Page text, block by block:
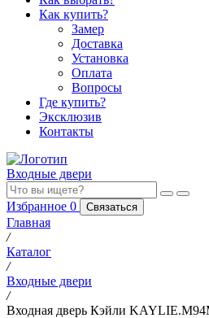
Как купить?
Замер
Доставка
Установка
Оплата
Вопросы
Где купить?
Эксклюзив
Контакты
Входные двери
Избранное 0 Связаться
Главная
/
Каталог
/
Входные двери
/
Входная дверь Кэйли